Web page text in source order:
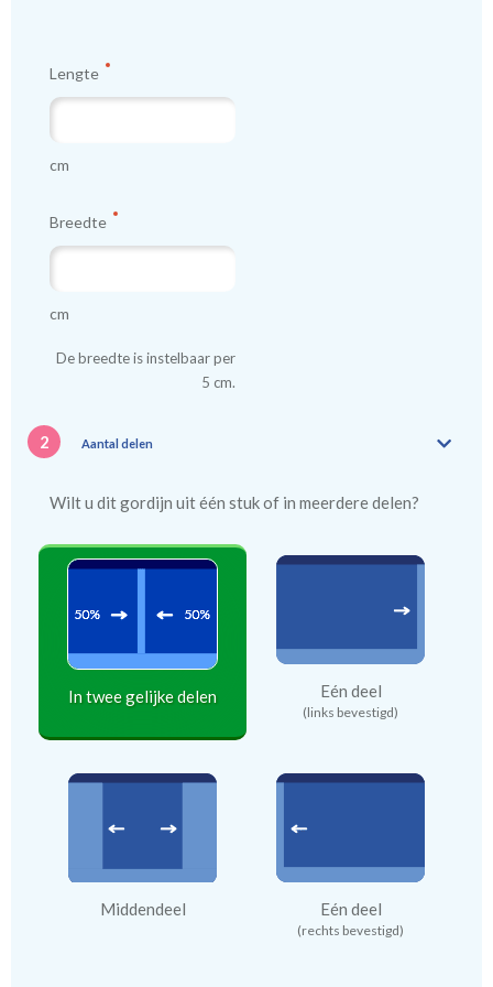
kindergordijnen voeren: een verschil van dag en nacht!
Lengte
cm
Breedte
cm
De breedte is instelbaar per
5 cm.
2 Aantal delen
Wilt u dit gordijn uit één stuk of in meerdere delen?
In twee gelijke delen Eén deel
(links bevestigd)
Middendeel Eén deel
(rechts bevestigd)